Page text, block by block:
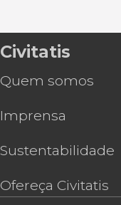
Civitatis
Quem somos
Imprensa
Sustentabilidade
Ofereça Civitatis